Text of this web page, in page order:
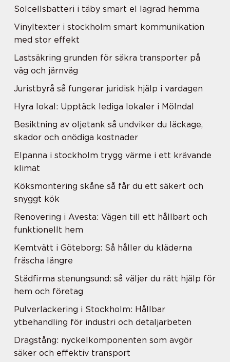
Solcellsbatteri i täby smart el lagrad hemma
Vinyltexter i stockholm smart kommunikation
med stor effekt
Lastsäkring grunden för säkra transporter på
väg och järnväg
Juristbyrå så fungerar juridisk hjälp i vardagen
Hyra lokal: Upptäck lediga lokaler i Mölndal
Besiktning av oljetank så undviker du läckage,
skador och onödiga kostnader
Elpanna i stockholm trygg värme i ett krävande
klimat
Köksmontering skåne så får du ett säkert och
snyggt kök
Renovering i Avesta: Vägen till ett hållbart och
funktionellt hem
Kemtvätt i Göteborg: Så håller du kläderna
fräscha längre
Städfirma stenungsund: så väljer du rätt hjälp för
hem och företag
Pulverlackering i Stockholm: Hållbar
ytbehandling för industri och detaljarbeten
Dragstång: nyckelkomponenten som avgör
säker och effektiv transport